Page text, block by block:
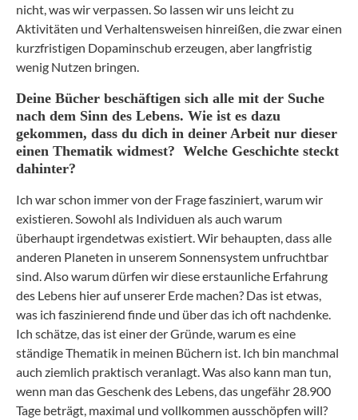
nicht, was wir verpassen. So lassen wir uns leicht zu
Aktivitäten und Verhaltensweisen hinreißen, die zwar einen
kurzfristigen Dopaminschub erzeugen, aber langfristig
wenig Nutzen bringen.
Deine Bücher beschäftigen sich alle mit der Suche
nach dem Sinn des Lebens. Wie ist es dazu
gekommen, dass du dich in deiner Arbeit nur dieser
einen Thematik widmest? Welche Geschichte steckt
dahinter?
Ich war schon immer von der Frage fasziniert, warum wir
existieren. Sowohl als Individuen als auch warum
überhaupt irgendetwas existiert. Wir behaupten, dass alle
anderen Planeten in unserem Sonnensystem unfruchtbar
sind. Also warum dürfen wir diese erstaunliche Erfahrung
des Lebens hier auf unserer Erde machen? Das ist etwas,
was ich faszinierend finde und über das ich oft nachdenke.
Ich schätze, das ist einer der Gründe, warum es eine
ständige Thematik in meinen Büchern ist. Ich bin manchmal
auch ziemlich praktisch veranlagt. Was also kann man tun,
wenn man das Geschenk des Lebens, das ungefähr 28.900
Tage beträgt, maximal und vollkommen ausschöpfen will?